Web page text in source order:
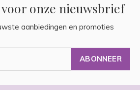
onze nieuwsbrief
aanbiedingen en promoties
ABONNEER